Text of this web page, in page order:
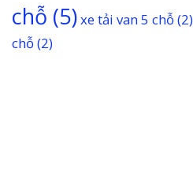
chỗ (5)xe tải van 5 chỗ(2)
chỗ(2)